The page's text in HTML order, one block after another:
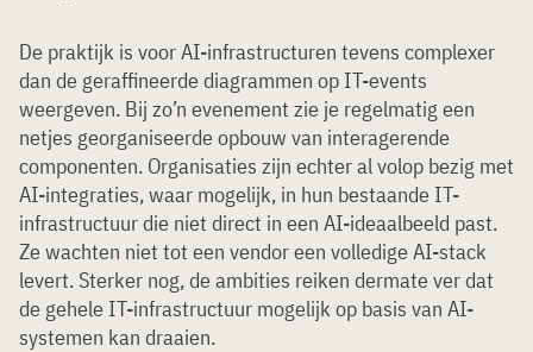
De praktijk is voor AI-infrastructuren tevens complexer
dan de geraffineerde diagrammen op IT-events
weergeven. Bij zo’n evenement zie je regelmatig een
netjes georganiseerde opbouw van interagerende
componenten. Organisaties zijn echter al volop bezig met
AI-integraties, waar mogelijk, in hun bestaande IT-
infrastructuur die niet direct in een AI-ideaalbeeld past.
Ze wachten niet tot een vendor een volledige AI-stack
levert. Sterker nog, de ambities reiken dermate ver dat
de gehele IT-infrastructuur mogelijk op basis van AI-
systemen kan draaien.